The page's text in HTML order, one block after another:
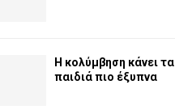
Η κολύμβηση κάνει τα
παιδιά πιο έξυπνα